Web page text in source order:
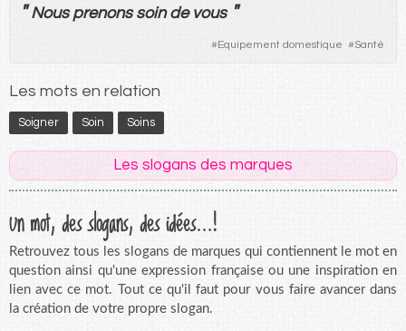
" Nous prenons soin de vous "
#Equipement domestique #Santé
Les mots en relation
Soigner Soin Soins
Les slogans des marques
Un mot, des slogans, des idées...!
Retrouvez tous les slogans de marques qui contiennent le mot en
question ainsi qu'une expression française ou une inspiration en
lien avec ce mot. Tout ce qu'il faut pour vous faire avancer dans
la création de votre propre slogan.